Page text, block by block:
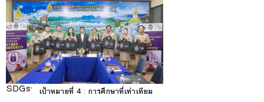
SDGs:
4 เป้าหมายที่ 4 : การศึกษาที่เท่าเทียม